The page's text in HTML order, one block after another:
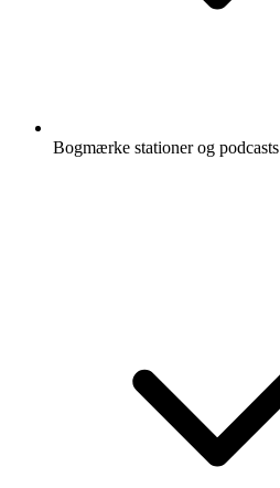
Bogmærke stationer og podcasts